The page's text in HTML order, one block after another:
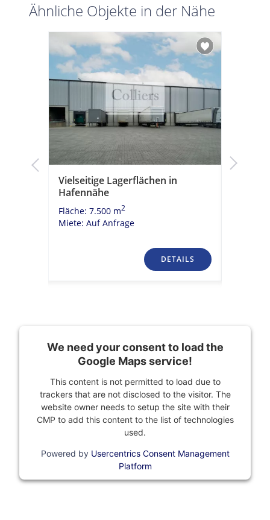
Ähnliche Objekte in der Nähe
Vielseitige Lagerflächen in
Hafennähe
Fläche: 7.500 m2
Miete: Auf Anfrage
DETAILS
We need your consent to load the
Google Maps service!
This content is not permitted to load due to
trackers that are not disclosed to the visitor. The
website owner needs to setup the site with their
CMP to add this content to the list of technologies
used.
Powered by Usercentrics Consent Management
Platform